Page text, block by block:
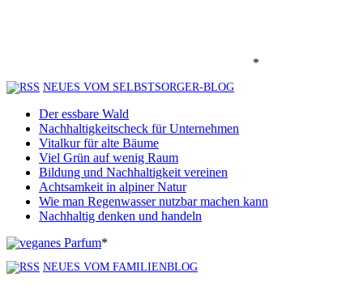
*
NEUES VOM SELBSTSORGER-BLOG
Der essbare Wald
Nachhaltigkeitscheck für Unternehmen
Vitalkur für alte Bäume
Viel Grün auf wenig Raum
Bildung und Nachhaltigkeit vereinen
Achtsamkeit in alpiner Natur
Wie man Regenwasser nutzbar machen kann
Nachhaltig denken und handeln
*
NEUES VOM FAMILIENBLOG